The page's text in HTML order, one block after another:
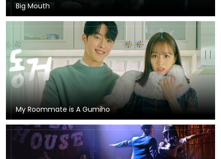
Big Mouth
My Roommate is A Gumiho